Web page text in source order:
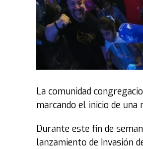
La comunidad
marcando el inicio de
Durante este fin de
lanzamiento de Invasión